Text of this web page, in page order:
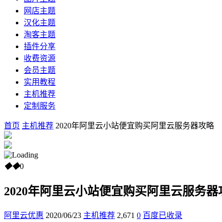
网店主题
汉化主题
淘客主题
插件分享
收费资源
会员主题
实用教程
主机推荐
定制服务
首页 主机推荐 2020年阿里云小站便宜购买阿里云服务器攻略
◆◆0
2020年阿里云小站便宜购买阿里云服务器
阿里云优惠 2020/06/23 主机推荐 2,671 0 百度已收录